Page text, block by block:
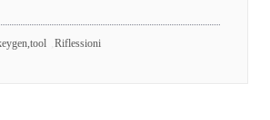
Riflessioni